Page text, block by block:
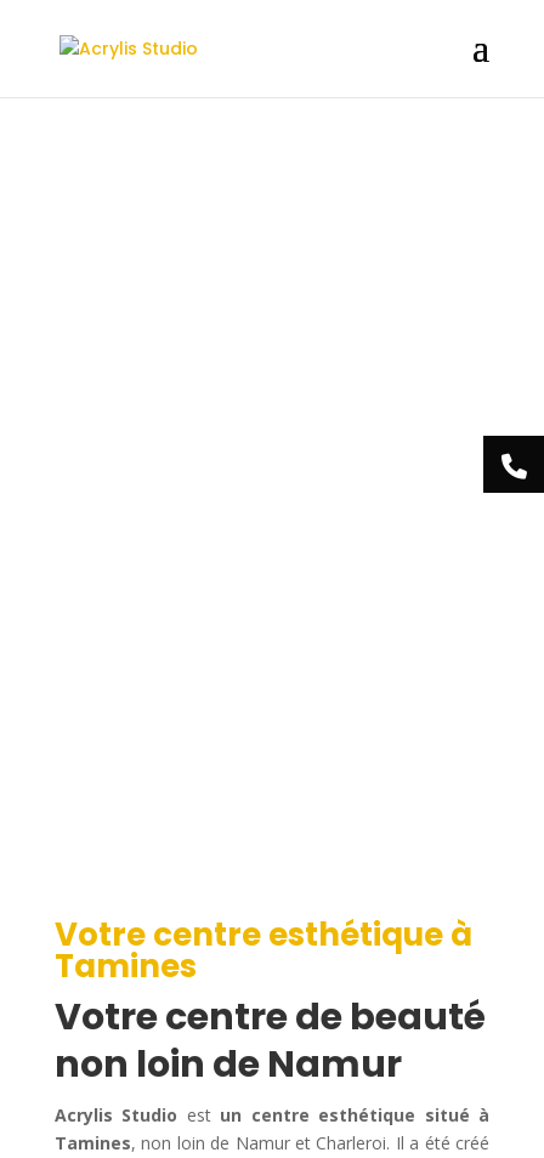
infection. * However, the dangerous code has been removed, and
Votre centre esthétique à
Tamines
Votre centre de beauté
non loin de Namur
Acrylis Studio est un centre esthétique situé à
Tamines, non loin de Namur et Charleroi. Il a été créé